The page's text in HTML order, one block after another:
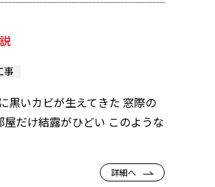
事
黒いカビが生えてきた 窓際の
だけ結露がひどい このような
詳細へ